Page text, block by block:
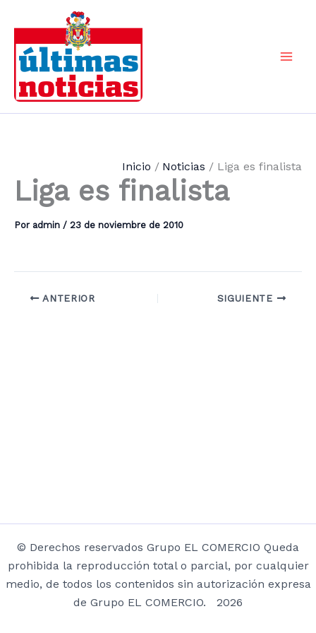
contenido
Inicio Noticias Liga es finalista
Liga es finalista
Por admin / 23 de noviembre de 2010
ANTERIOR SIGUIENTE
© Derechos reservados Grupo EL COMERCIO Queda
prohibida la reproducción total o parcial, por cualquier
medio, de todos los contenidos sin autorización expresa
de Grupo EL COMERCIO. 2026